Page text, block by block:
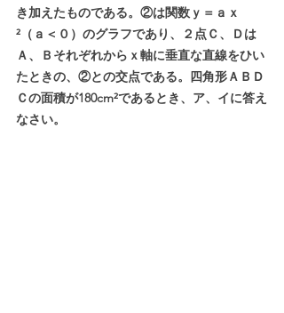
き加えたものである。②は関数ｙ＝ａｘ
²（ａ＜０）のグラフであり、２点Ｃ、Ｄは
Ａ、Ｂそれぞれからｘ軸に垂直な直線をひい
たときの、②との交点である。四角形ＡＢＤ
Ｃの面積が180cm²であるとき、ア、イに答え
なさい。